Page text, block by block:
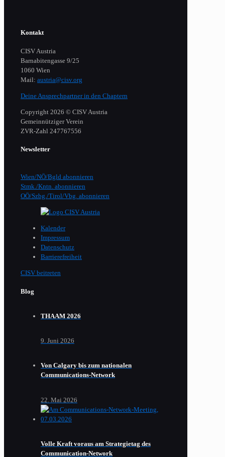
Kontakt
CISV Austria
Barnabitengasse 9/25
1060 Wien
Mail: austria@cisv.org
Deine Ansprechpartner in den Chaptern
Copyright 2026 © CISV Austria
Gemeinnütziger Verein
​ZVR-Zahl 247767556
Newsletter
Wien/NÖ/Bgld abonnieren
Stmk./Kntn. abonnieren
OÖ/Szbg./Tirol/Vbg. abonnieren
Kalender
Impressum
Datenschutz
Barrierefreiheit
CISV beitreten
Blog
THAAM 2026
9. Juni 2026
Von Calgary bis zum nationalen
Communications-Network
22. Mai 2026
Volle Kraft voraus am Strategietag des
Communication-Network